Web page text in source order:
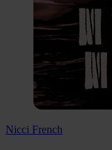
Nicci French